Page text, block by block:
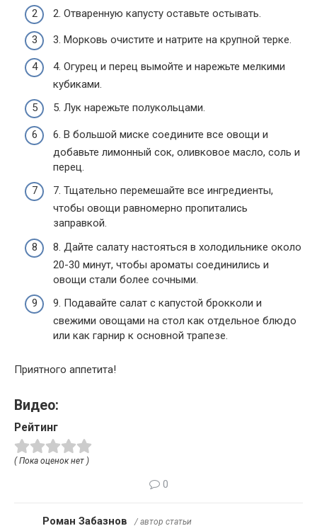
2. Отваренную капусту оставьте остывать.
3. Морковь очистите и натрите на крупной терке.
4. Огурец и перец вымойте и нарежьте мелкими
кубиками.
5. Лук нарежьте полукольцами.
6. В большой миске соедините все овощи и
добавьте лимонный сок, оливковое масло, соль и
перец.
7. Тщательно перемешайте все ингредиенты,
чтобы овощи равномерно пропитались
заправкой.
8. Дайте салату настояться в холодильнике около
20-30 минут, чтобы ароматы соединились и
овощи стали более сочными.
9. Подавайте салат с капустой брокколи и
свежими овощами на стол как отдельное блюдо
или как гарнир к основной трапезе.
Приятного аппетита!
Видео:
Рейтинг
( Пока оценок нет )
0
Роман Забазнов / автор статьи